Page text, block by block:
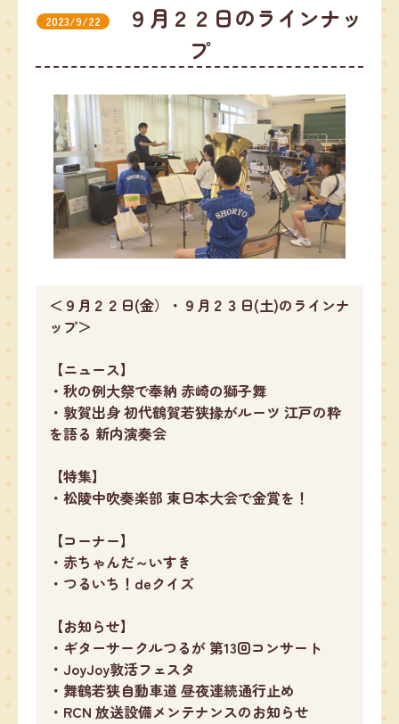
2023/9/22
９月２２日のラインナッ
プ
＜９月２２日(金）・９月２３日(土)のラインナ
ップ＞
【ニュース】
・秋の例大祭で奉納 赤崎の獅子舞
・敦賀出身 初代鶴賀若狭掾がルーツ 江戸の粋
を語る 新内演奏会
【特集】
・松陵中吹奏楽部 東日本大会で金賞を！
【コーナー】
・赤ちゃんだ～いすき
・つるいち！deクイズ
【お知らせ】
・ギターサークルつるが 第13回コンサート
・JoyJoy敦活フェスタ
・舞鶴若狭自動車道 昼夜連続通行止め
・RCN 放送設備メンテナンスのお知らせ